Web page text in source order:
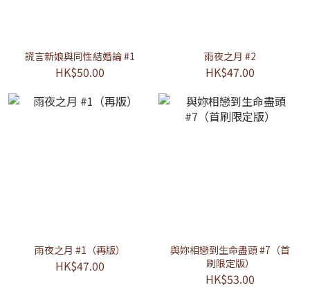
謊言新娘與同性結婚論 #1
HK$50.00
雨夜之月 #2
HK$47.00
雨夜之月 #1（再版）
HK$47.00
與妳相戀到生命盡頭 #7（首
刷限定版）
HK$53.00